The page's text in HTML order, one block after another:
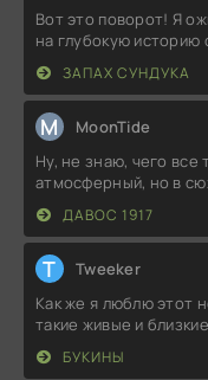
Вот это поворот! Я
на глубокую историю
ЗАПАХ СУНДУКА
M MoonTide
Ну, не знаю, чего все
атмосферный, но в
ДАВОС 1917
T Tweeker
Как же я люблю этот
такие живые и
БУКИНЫ